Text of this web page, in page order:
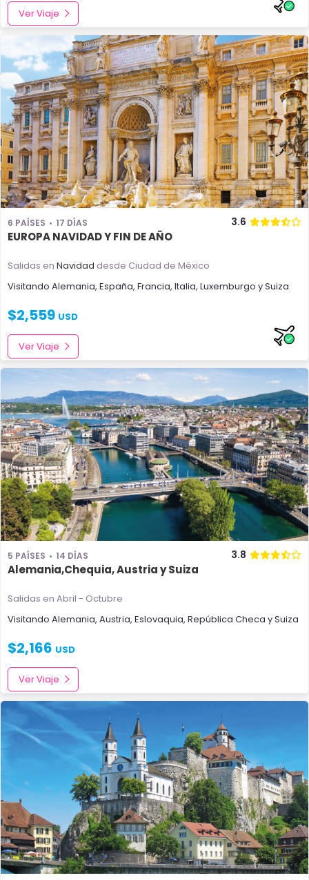
Ver Viaje
6 PAÍSES 17 DÍAS 3.6
EUROPA NAVIDAD Y FIN DE AÑO
Salidas en Navidad desde Ciudad de México
Visitando Alemania, España, Francia, Italia, Luxemburgo ySuiza
$2,559 USD
Ver Viaje
5 PAÍSES 14 DÍAS 3.8
Alemania,Chequia, Austria y Suiza
Salidas en Abril - Octubre
Visitando Alemania, Austria, Eslovaquia, República Checa ySuiza
$2,166 USD
Ver Viaje